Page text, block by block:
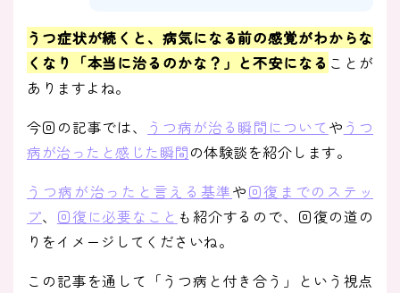
うつ症状が続くと、病気になる前の感覚がわからな
くなり「本当に治るのかな？」と不安になる ことが
ありますよね。
今回の記事では、
うつ病が治る瞬間について や うつ
病が治ったと感じた瞬間の体験談を紹介します。
うつ病が治ったと言える基準や回復までのステッ
プ、 回復に必要なこと も紹介するので、回復の道の
りをイメージしてくださいね。
この記事を通して「うつ病と付き合う」という視点